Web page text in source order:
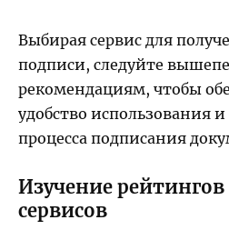
Выбирая сервис для
подписи, следуйте
рекомендациям, чтобы
удобство использования и
процесса подписания
Изучение
сервисов